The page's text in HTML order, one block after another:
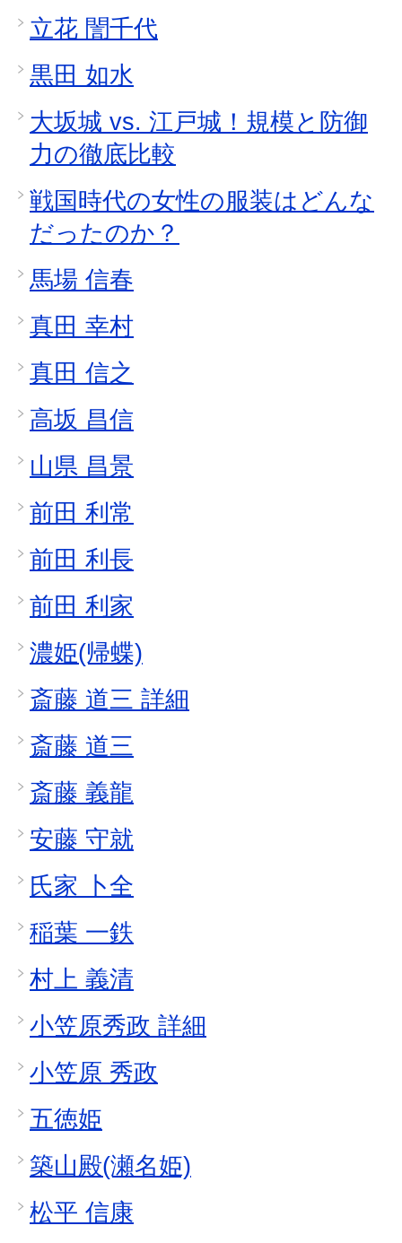
立花 誾千代
黒田 如水
大坂城 vs. 江戸城！規模と防御
力の徹底比較
戦国時代の女性の服装はどんな
だったのか？
馬場 信春
真田 幸村
真田 信之
高坂 昌信
山県 昌景
前田 利常
前田 利長
前田 利家
濃姫(帰蝶)
斎藤 道三 詳細
斎藤 道三
斎藤 義龍
安藤 守就
氏家 卜全
稲葉 一鉄
村上 義清
小笠原秀政 詳細
小笠原 秀政
五徳姫
築山殿(瀬名姫)
松平 信康